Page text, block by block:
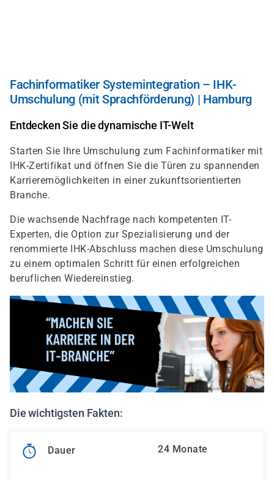
Fachinformatiker Systemintegration – IHK-
Umschulung (mit Sprachförderung) | Hamburg
Entdecken Sie die dynamische IT-Welt
Starten Sie Ihre Umschulung zum Fachinformatiker mit
IHK-Zertifikat und öffnen Sie die Türen zu spannenden
Karrieremöglichkeiten in einer zukunftsorientierten
Branche.
Die wachsende Nachfrage nach kompetenten IT-
Experten, die Option zur Spezialisierung und der
renommierte IHK-Abschluss machen diese Umschulung
zu einem optimalen Schritt für einen erfolgreichen
beruflichen Wiedereinstieg.
Die wichtigsten Fakten:
Dauer 24 Monate